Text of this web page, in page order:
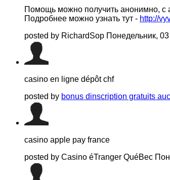
Помощь можно получить анонимно,
Подробнее можно узнать тут - http://
posted by RichardSop Понедельник,
casino en ligne dépôt chf
posted by bonus dinscription gratuits
casino apple pay france
posted by Casino éTranger QuéBec